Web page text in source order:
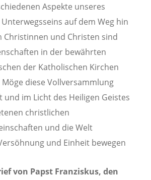
Aspekte unseres
auf dem Weg hin
Christinnen und Christen sind
in der bewährten
der Katholischen Kirchen
Möge diese Vollversammlung
und im Licht des Heiligen Geistes
christlichen
und die Welt
und Einheit bewegen
von Papst Franziskus, den